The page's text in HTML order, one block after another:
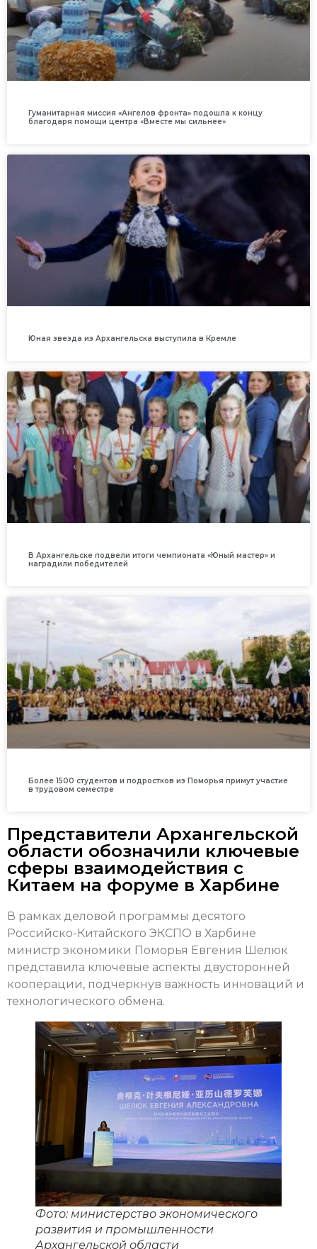
Гуманитарная миссия «Ангелов фронта» подошла к концу
благодаря помощи центра «Вместе мы сильнее»
Юная звезда из Архангельска выступила в Кремле
В Архангельске подвели итоги чемпионата «Юный мастер» и
наградили победителей
Более 1500 студентов и подростков из Поморья примут участие
в трудовом семестре
Представители Архангельской
области обозначили ключевые
сферы взаимодействия с
Китаем на форуме в Харбине
В рамках деловой программы десятого
Российско-Китайского ЭКСПО в Харбине
министр экономики Поморья Евгения Шелюк
представила ключевые аспекты двусторонней
кооперации, подчеркнув важность инноваций и
технологического обмена.
Фото: министерство экономического
развития и промышленности
Архангельской области